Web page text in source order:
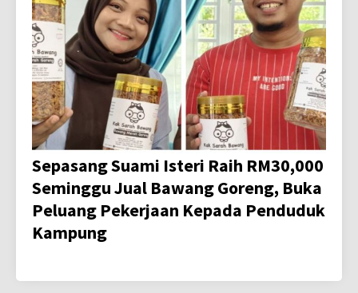
Sepasang Suami Isteri Raih RM30,000
Seminggu Jual Bawang Goreng, Buka
Peluang Pekerjaan Kepada Penduduk
Kampung